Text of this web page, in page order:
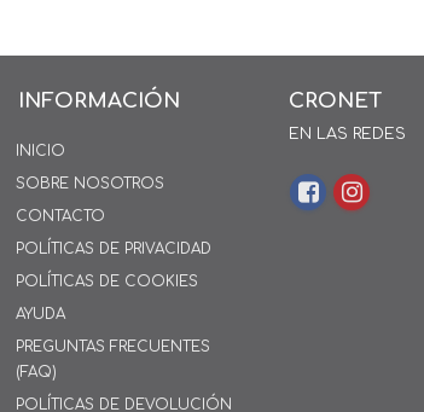
INFORMACIÓN
INICIO
SOBRE NOSOTROS
CONTACTO
POLÍTICAS DE PRIVACIDAD
POLÍTICAS DE COOKIES
AYUDA
PREGUNTAS FRECUENTES
(FAQ)
POLÍTICAS DE DEVOLUCIÓN
CRONET
EN LAS REDES